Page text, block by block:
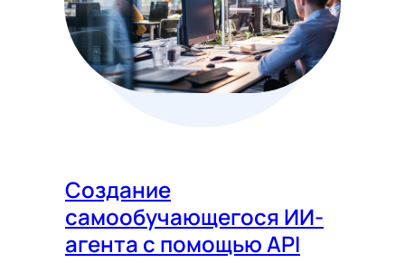
Создание
самообучающегося ИИ-
агента с помощью API